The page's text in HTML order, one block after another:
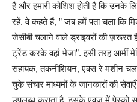
हैं और हमारी कोशिश होती है कि उनके
रहें. वे कहते हैं, ” जब हमें पता चला कि
जेसीबी चलाने वाले ड्राइवरों की ज़रूरत
ट्रेंड करके वहां भेजा”. इसी तरह
सहायक, तकनीशियन, एक्स रे मशीन
चुके संचार माध्यमों के जानकारों की